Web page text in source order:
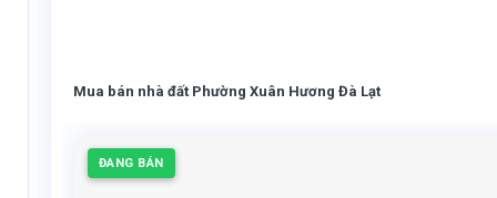
Mua bán nhà đất Phường Xuân Hương Đà Lạt
ĐANG BÁN